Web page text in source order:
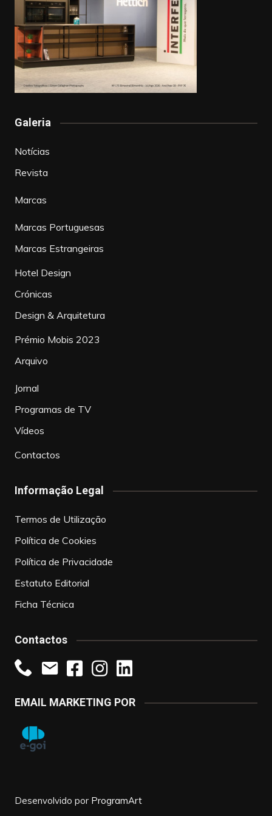
Galeria
Notícias
Revista
Marcas
Marcas Portuguesas
Marcas Estrangeiras
Hotel Design
Crónicas
Design & Arquitetura
Prémio Mobis 2023
Arquivo
Jornal
Programas de TV
Vídeos
Contactos
Informação Legal
Termos de Utilização
Política de Cookies
Política de Privacidade
Estatuto Editorial
Ficha Técnica
Contactos
EMAIL MARKETING POR
Desenvolvido por ProgramArt